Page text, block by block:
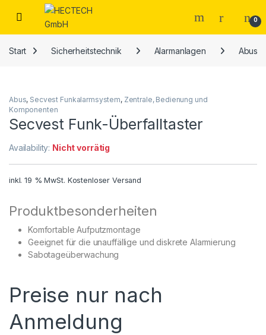
Open 0
Start Sicherheitstechnik Alarmanlagen Abus
Abus, Secvest Funkalarmsystem, Zentrale, Bedienung und
Komponenten
Secvest Funk-Überfalltaster
Availability: Nicht vorrätig
inkl. 19 % MwSt. Kostenloser Versand
Produktbesonderheiten
Komfortable Aufputzmontage
Geeignet für die unauffällige und diskrete Alarmierung
Sabotageüberwachung
Preise nur nach
Anmeldung